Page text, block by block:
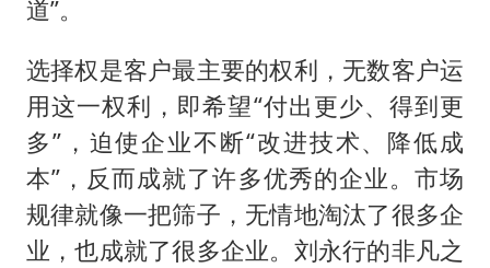
道”。
选择权是客户最主要的权利，无数客户运
用这一权利，即希望“付出更少、得到更
多”，迫使企业不断“改进技术、降低成
本”，反而成就了许多优秀的企业。市场
规律就像一把筛子，无情地淘汰了很多企
业，也成就了很多企业。刘永行的非凡之